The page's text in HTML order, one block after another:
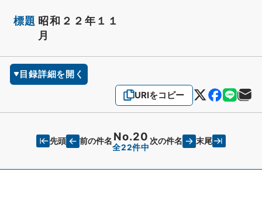
標題 昭和２２年１１
月
目録詳細を開く
URIをコピー
先頭 前の件名 No.20
全22件中
次の件名 末尾